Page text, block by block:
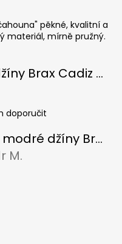
5 z 5 hvězdiček.
pěkné, kvalitní a
materiál, mírně pružný.
Pánské šedé džíny Brax Cadiz Grey smoke, prodloužené
5 z 5 hvězdiček.
doporučit
Pánské tmavě modré džíny Brax Cadiz Dark blue, prodloužené
5 z 5 hvězdiček.
M.